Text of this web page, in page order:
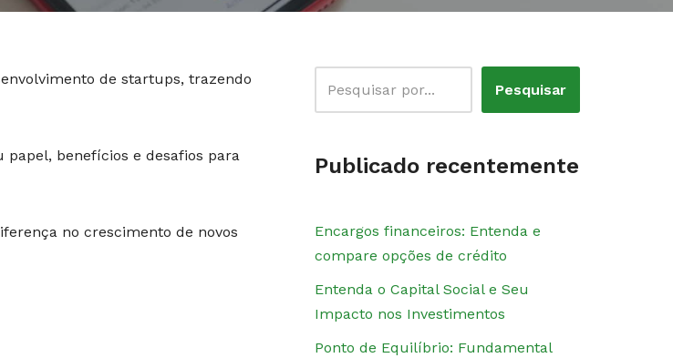
de startups, trazendo
benefícios e desafios para
no crescimento de novos
Pesquisar
Publicado recentemente
Encargos financeiros: Entenda e
compare opções de crédito
Entenda o Capital Social e Seu
Impacto nos Investimentos
Ponto de Equilíbrio: Fundamental